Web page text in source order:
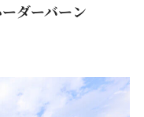
ダーバーン